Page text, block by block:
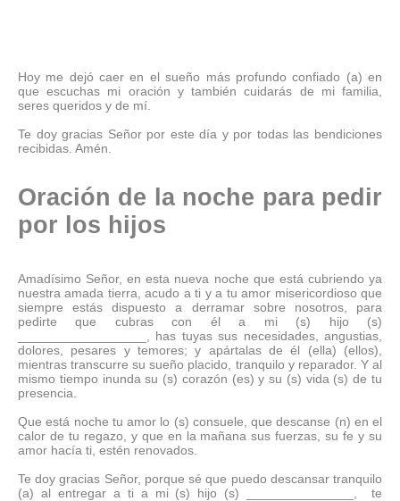
Hoy me dejó caer en el sueño más profundo confiado (a) en
que escuchas mi oración y también cuidarás de mi familia,
seres queridos y de mí.
Te doy gracias Señor por este día y por todas las bendiciones
recibidas. Amén.
Oración de la noche para pedir
por los hijos
Amadísimo Señor, en esta nueva noche que está cubriendo ya
nuestra amada tierra, acudo a ti y a tu amor misericordioso que
siempre estás dispuesto a derramar sobre nosotros, para
pedirte que cubras con él a mi (s) hijo (s)
__________________, has tuyas sus necesidades, angustias,
dolores, pesares y temores; y apártalas de él (ella) (ellos),
mientras transcurre su sueño placido, tranquilo y reparador. Y al
mismo tiempo inunda su (s) corazón (es) y su (s) vida (s) de tu
presencia.
Que está noche tu amor lo (s) consuele, que descanse (n) en el
calor de tu regazo, y que en la mañana sus fuerzas, su fe y su
amor hacía ti, estén renovados.
Te doy gracias Señor, porque sé que puedo descansar tranquilo
(a) al entregar a ti a mi (s) hijo (s) _______________,
te